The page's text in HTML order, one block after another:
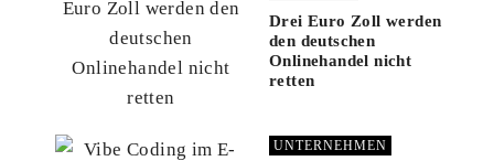
Drei Euro Zoll werden
den deutschen
Onlinehandel nicht
retten
UNTERNEHMEN